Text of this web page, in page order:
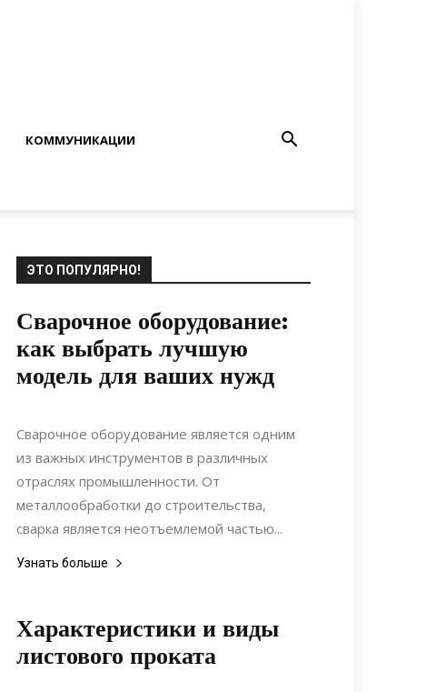
КОММУНИКАЦИИ
ЭТО ПОПУЛЯРНО!
Сварочное оборудование:
как выбрать лучшую
модель для ваших нужд
22.11.2021
Сварочное оборудование является одним
из важных инструментов в различных
отраслях промышленности. От
металлообработки до строительства,
сварка является неотъемлемой частью...
Узнать больше
Характеристики и виды
листового проката
29.05.2021